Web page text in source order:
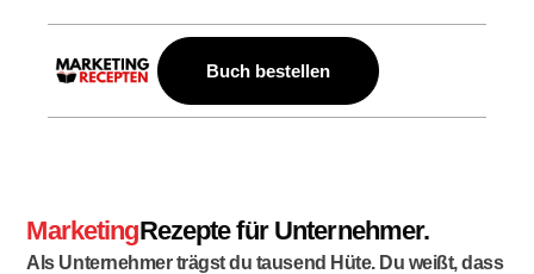
Buch bestellen
MarketingRezepte für Unternehmer.
Als Unternehmer trägst du tausend Hüte. Du weißt, dass